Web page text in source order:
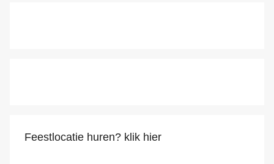
Feestlocatie huren? klik hier